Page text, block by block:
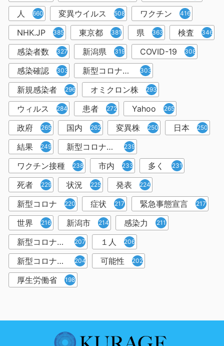
人 660 変異ウイルス 508 ワクチン 416
NHK.JP 385 東京都 381 県 363 検査 346
感染者数 327 新潟県 319 COVID-19 308
感染確認 303 新型コロナウィルス感染症 303
新規感染者 296 オミクロン株 293
ウィルス 284 患者 272 Yahoo 265
政府 265 国内 262 変異株 250 日本 250
結果 249 新型コロナウイルスワクチン 239
ワクチン接種 238 市内 233 多く 231
死者 229 状況 225 発表 224
新型コロナ 220 症状 217 緊急事態宣言 217
世界 216 新潟市 214 感染力 211
新型コロナウイルス感染者 207 １人 206
新型コロナウイルス対策 204 可能性 202
厚生労働省 198